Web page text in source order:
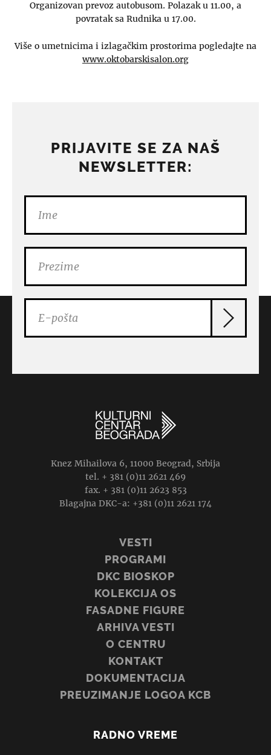
Organizovan prevoz autobusom. Polazak u 11.00, a
povratak sa Rudnika u 17.00.
Više o umetnicima i izlagačkim prostorima pogledajte na
www.oktobarskisalon.org
PRIJAVITE SE ZA NAŠ
NEWSLETTER:
Knez Mihailova 6, 11000 Beograd, Srbija
tel. + 381 (0)11 2621 469
fax. + 381 (0)11 2623 853
Blagajna DKC-a: +381 (0)11 2621 174
VESTI
PROGRAMI
DKC BIOSKOP
KOLEKCIJA OS
FASADNE FIGURE
ARHIVA VESTI
O CENTRU
KONTAKT
DOKUMENTACIJA
PREUZIMANJE LOGOA KCB
RADNO VREME